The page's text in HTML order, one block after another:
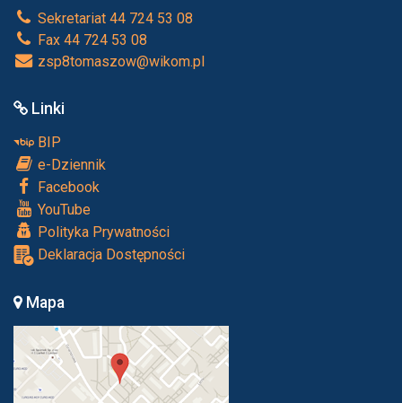
Sekretariat 44 724 53 08
Fax 44 724 53 08
zsp8tomaszow@wikom.pl
Linki
BIP
e-Dziennik
Facebook
YouTube
Polityka Prywatności
Deklaracja Dostępności
Mapa